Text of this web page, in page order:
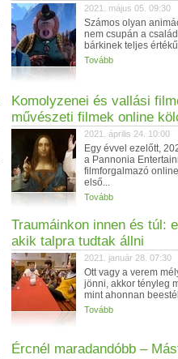
2021. május 05. 09:30
Számos olyan
nem csupán a
bárkinek teljes
Tovább
Komolyzenei és vallási
művészeti filmek online
2021. április 24. 10:00
Egy évvel ezelőtt,
a Pannonia
filmforgalmazó
első...
Tovább
Traumáinkon innen és túl:
akik talpra tudtak állni
2021. január 28. 07:30
Ott vagy a verem
jönni, akkor tényleg
mint ahonnan
Tovább
Ércnél maradandóbb –